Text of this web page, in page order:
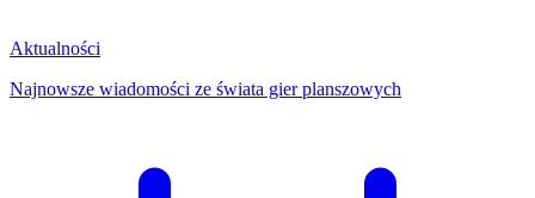
Aktualności
Najnowsze wiadomości ze świata gier planszowych